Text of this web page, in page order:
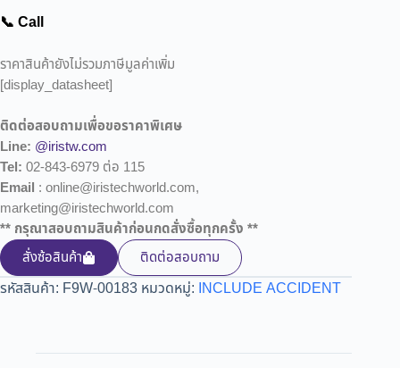
📞 Call
ราคาสินค้ายังไม่รวมภาษีมูลค่าเพิ่ม
[display_datasheet]
ติดต่อสอบถามเพื่อขอราคาพิเศษ
Line: @iristw.com
Tel: 02-843-6979 ต่อ 115
Email : online@iristechworld.com,
marketing@iristechworld.com
** กรุณาสอบถามสินค้าก่อนกดสั่งซื้อทุกครั้ง **
สั่งซ้อสินค้า
ติดต่อสอบถาม
รหัสสินค้า: F9W-00183 หมวดหมู่: INCLUDE ACCIDENT